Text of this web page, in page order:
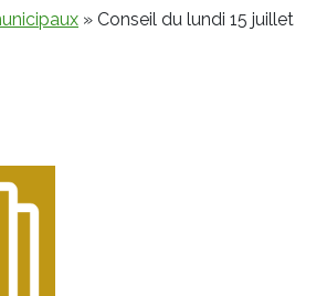
» Conseil du lundi 15 juillet